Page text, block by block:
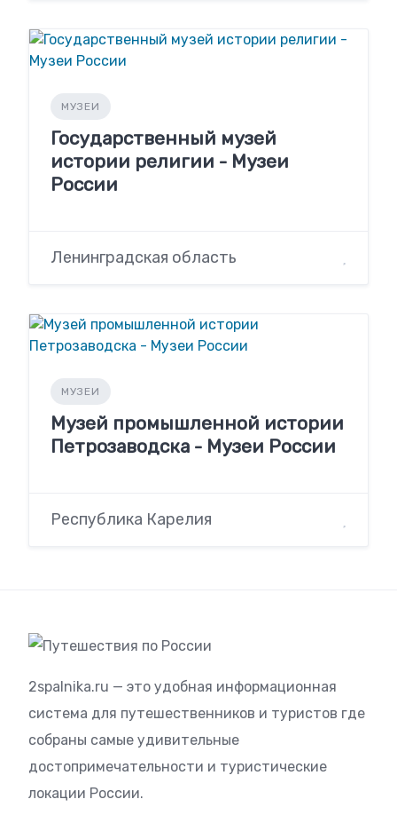
МУЗЕИ
Государственный музей
истории религии - Музеи
России
Ленинградская область
МУЗЕИ
Музей промышленной истории
Петрозаводска - Музеи России
Республика Карелия
2spalnika.ru — это удобная информационная
система для путешественников и туристов где
собраны самые удивительные
достопримечательности и туристические
локации России.